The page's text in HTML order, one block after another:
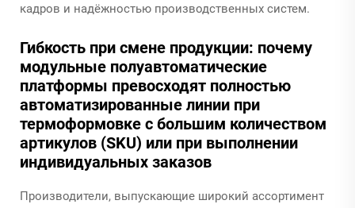
кадров и надёжностью производственных систем.
Гибкость при смене продукции: почему
модульные полуавтоматические
платформы превосходят полностью
автоматизированные линии при
термоформовке с большим количеством
артикулов (SKU) или при выполнении
индивидуальных заказов
Производители, выпускающие широкий ассортимент